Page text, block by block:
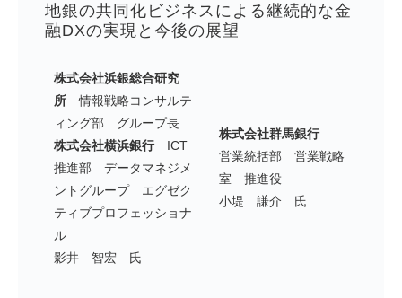
地銀の共同化ビジネスによる継続的な金
融DXの実現と今後の展望
株式会社浜銀総合研究
所情報戦略コンサルテ
ィング部 グループ長
株式会社横浜銀行ICT
推進部 データマネジメ
ントグループ エグゼク
ティブプロフェッショナ
ル
影井 智宏 氏
株式会社群馬銀行
営業統括部 営業戦略
室 推進役
小堤 謙介 氏